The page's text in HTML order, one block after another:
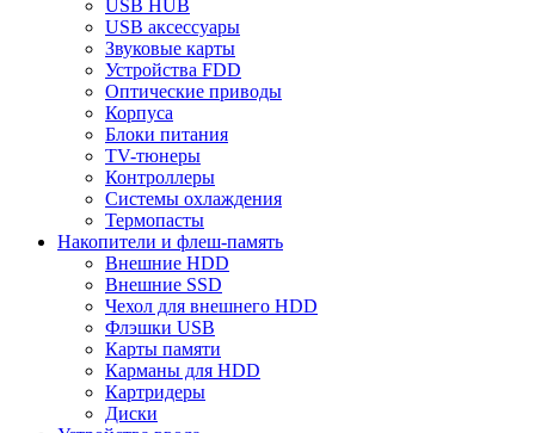
USB HUB
USB аксессуары
Звуковые карты
Устройства FDD
Оптические приводы
Корпуса
Блоки питания
TV-тюнеры
Контроллеры
Системы охлаждения
Термопасты
Накопители и флеш-память
Внешние HDD
Внешние SSD
Чехол для внешнего HDD
Флэшки USB
Карты памяти
Карманы для HDD
Картридеры
Диски